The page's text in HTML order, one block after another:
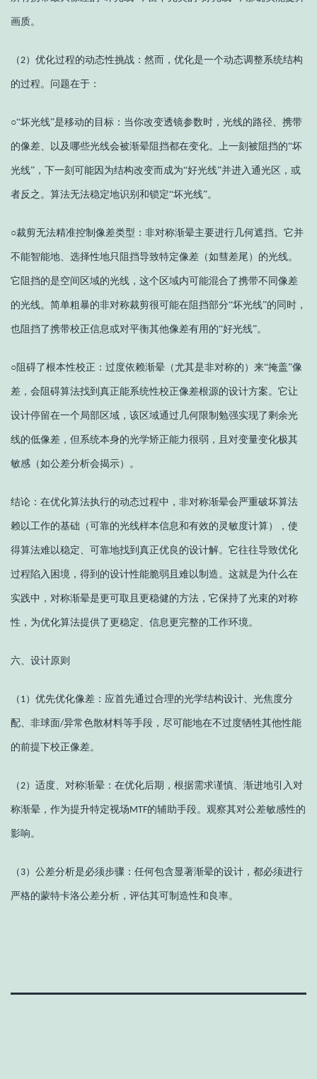
画质。
（2） 优化过程的动态性挑战：然而，优化是一个动态调整系统结构
的过程。问题在于：
○“坏光线”是移动的目标：当你改变透镜参数时，光线的路径、携带
的像差、以及哪些光线会被渐晕阻挡都在变化。上一刻被阻挡的“坏
光线”，下一刻可能因为结构改变而成为“好光线”并进入通光区，或
者反之。算法无法稳定地识别和锁定“坏光线”。
○裁剪无法精准控制像差类型：非对称渐晕主要进行几何遮挡。它并
不能智能地、选择性地只阻挡导致特定像差（如彗差尾）的光线。
它阻挡的是空间区域的光线，这个区域内可能混合了携带不同像差
的光线。简单粗暴的非对称裁剪很可能在阻挡部分“坏光线”的同时，
也阻挡了携带校正信息或对平衡其他像差有用的“好光线”。
○阻碍了根本性校正：过度依赖渐晕（尤其是非对称的）来“掩盖”像
差，会阻碍算法找到真正能系统性校正像差根源的设计方案。它让
设计停留在一个局部区域，该区域通过几何限制勉强实现了剩余光
线的低像差，但系统本身的光学矫正能力很弱，且对变量变化极其
敏感（如公差分析会揭示）。
结论：在优化算法执行的动态过程中，非对称渐晕会严重破坏算法
赖以工作的基础（可靠的光线样本信息和有效的灵敏度计算），使
得算法难以稳定、可靠地找到真正优良的设计解。它往往导致优化
过程陷入困境，得到的设计性能脆弱且难以制造。这就是为什么在
实践中，对称渐晕是更可取且更稳健的方法，它保持了光束的对称
性，为优化算法提供了更稳定、信息更完整的工作环境。
六、 设计原则
（ 1） 优先优化像差：应首先通过合理的光学结构设计、光焦度分
配、非球面/异常色散材料等手段，尽可能地在不过度牺牲其他性能
的前提下校正像差。
（2） 适度、对称渐晕：在优化后期，根据需求谨慎、渐进地引入对
称渐晕，作为提升特定视场MTF的辅助手段。观察其对公差敏感性的
影响。
（ 3） 公差分析是必须步骤：任何包含显著渐晕的设计，都必须进行
严格的蒙特卡洛公差分析，评估其可制造性和良率。